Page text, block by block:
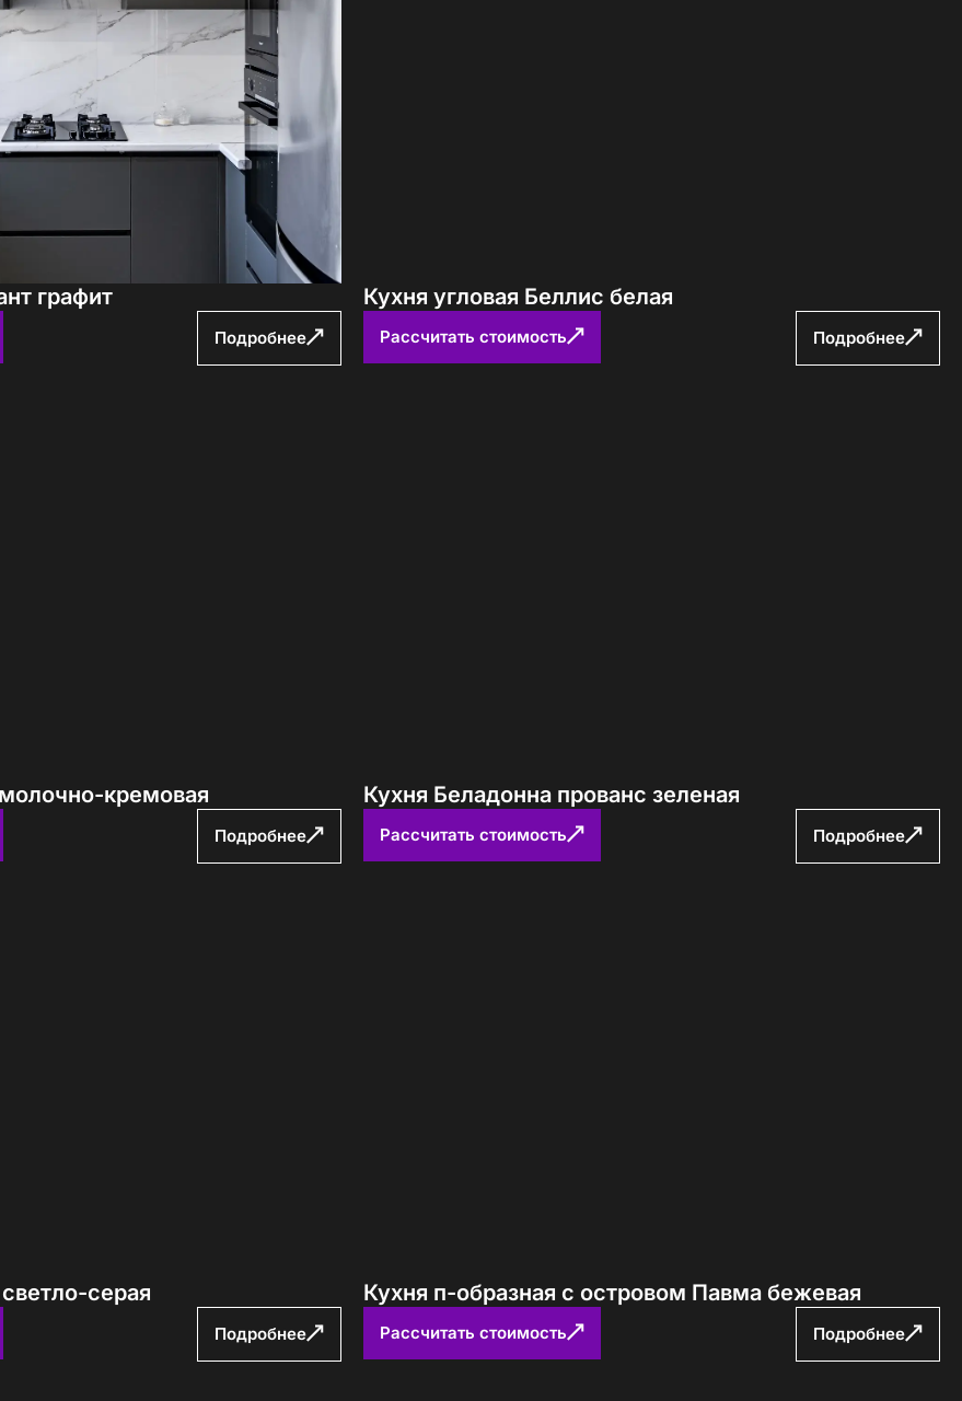
графит
Подробнее
Кухня угловая Беллис белая
Рассчитать стоимость Подробнее
кремовая
Подробнее
Кухня Беладонна прованс зеленая
Рассчитать стоимость Подробнее
серая
Подробнее
Кухня п-образная с островом Павма бежевая
Рассчитать стоимость Подробнее